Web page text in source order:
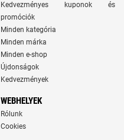
Kedvezményes kuponok és
promóciók
Minden kategória
Minden márka
Minden e-shop
Újdonságok
Kedvezmények
WEBHELYEK
Rólunk
Cookies